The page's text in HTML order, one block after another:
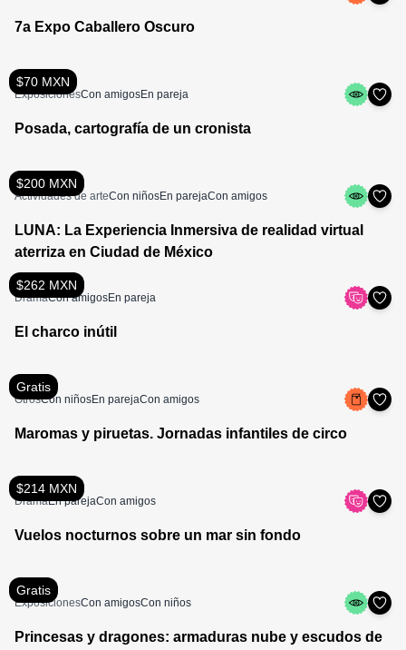
7a Expo Caballero Oscuro
$70 MXN
ExposicionesCon amigosEn pareja
Posada, cartografía de un cronista
$200 MXN
Actividades de arteCon niñosEn parejaCon amigos
LUNA: La Experiencia Inmersiva de realidad virtual
aterriza en Ciudad de México
$262 MXN
DramaCon amigosEn pareja
El charco inútil
Gratis
OtrosCon niñosEn parejaCon amigos
Maromas y piruetas. Jornadas infantiles de circo
$214 MXN
DramaEn parejaCon amigos
Vuelos nocturnos sobre un mar sin fondo
Gratis
ExposicionesCon amigosCon niños
Princesas y dragones: armaduras nube y escudos de